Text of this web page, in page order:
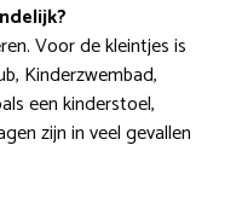
Voor de kleintjes is
Kinderzwembad,
een kinderstoel,
zijn in veel gevallen